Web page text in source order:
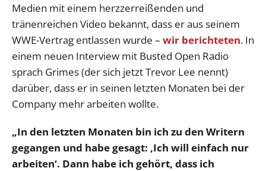
Medien mit einem herzzerreißenden und
tränenreichen Video bekannt, dass er aus seinem
WWE-Vertrag entlassen wurde – wir berichteten. In
einem neuen Interview mit Busted Open Radio
sprach Grimes (der sich jetzt Trevor Lee nennt)
darüber, dass er in seinen letzten Monaten bei der
Company mehr arbeiten wollte.
„In den letzten Monaten bin ich zu den Writern
gegangen und habe gesagt: ‚Ich will einfach nur
arbeiten‘. Dann habe ich gehört, dass ich